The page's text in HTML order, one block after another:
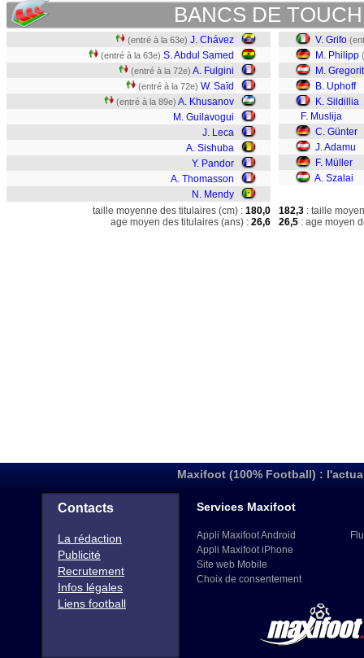
BANCS DE
(entré à la 63e) J. Chávez
(entré à la 63e) S. Abdul Samed
(entré à la 72e) A. Fulgini
(entré à la 72e) W. Saïd
(entré à la 89e) A. Khusanov
M. Guilavogui
J. Leca
A. Sishuba
Y. Pandor
A. Thomasson
N. Mendy
V. Grifo
M. Philipp
M.
B. Uphoff
K. Sildillia
F. Muslija
C. Günter
J. Adamu
F. Müller
A. Szalai
taille moyenne des titulaires (cm) : 180,0
age moyen des titulaires (ans) : 26,6
182,3 : taille
26,5 : age moyen
Maxifoot (100% Football) :
Contacts
La rédaction
Publicité
Recrutement
Infos légales
Liens football
Services Maxifoot
Appli Maxifoot Android
Appli Maxifoot iPhone
Site web Mobile
Choix de consentement